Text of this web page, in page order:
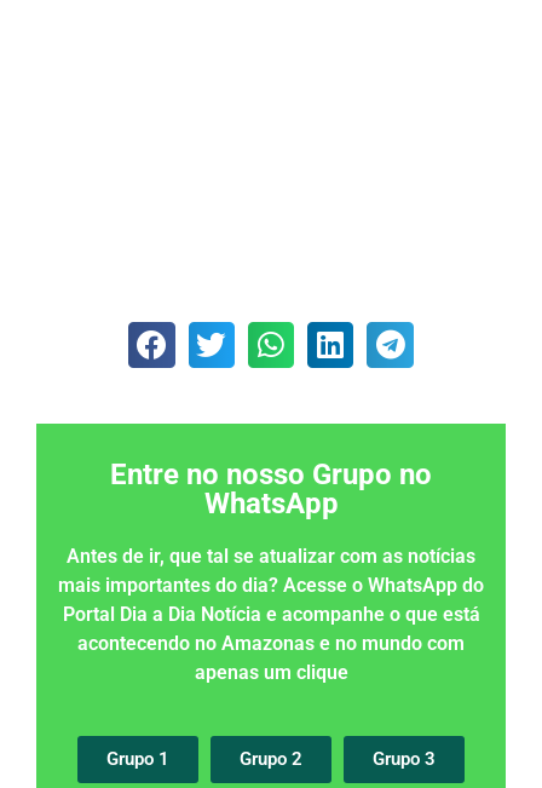
Entre no nosso Grupo no
WhatsApp
Antes de ir, que tal se atualizar com as notícias
mais importantes do dia? Acesse o WhatsApp do
Portal Dia a Dia Notícia e acompanhe o que está
acontecendo no Amazonas e no mundo com
apenas um clique
Grupo 1 Grupo 2 Grupo 3